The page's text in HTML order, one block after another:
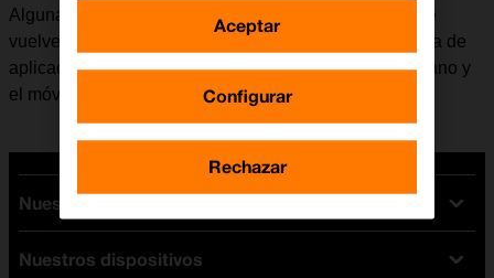
Algunas aplicaciones no se cierran del todo cuando se
vuelve a la pantalla de inicio. Si no se cierran de la lista de
aplicaciones activas, seguirán estando en segundo plano y
el móvil funcionará más lentamente.
Nuestras tarifas
Tarifas Orange
Nuestros dispositivos
Configurar
Rechazar
Aceptar